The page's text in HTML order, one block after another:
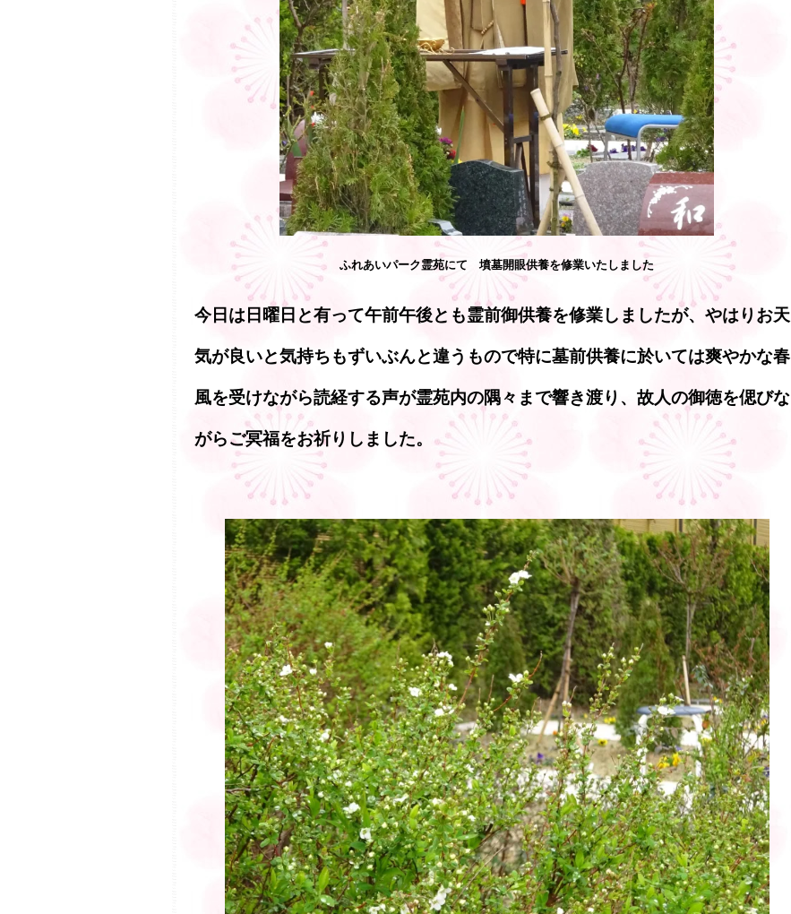
ふれあいパーク霊苑にて 墳墓開眼供養を修業いたしました
今日は日曜日と有って午前午後とも霊前御供養を修業しましたが、やはりお天
気が良いと気持ちもずいぶんと違うもので特に墓前供養に於いては爽やかな春
風を受けながら読経する声が霊苑内の隅々まで響き渡り、故人の御徳を偲びな
がらご冥福をお祈りしました。